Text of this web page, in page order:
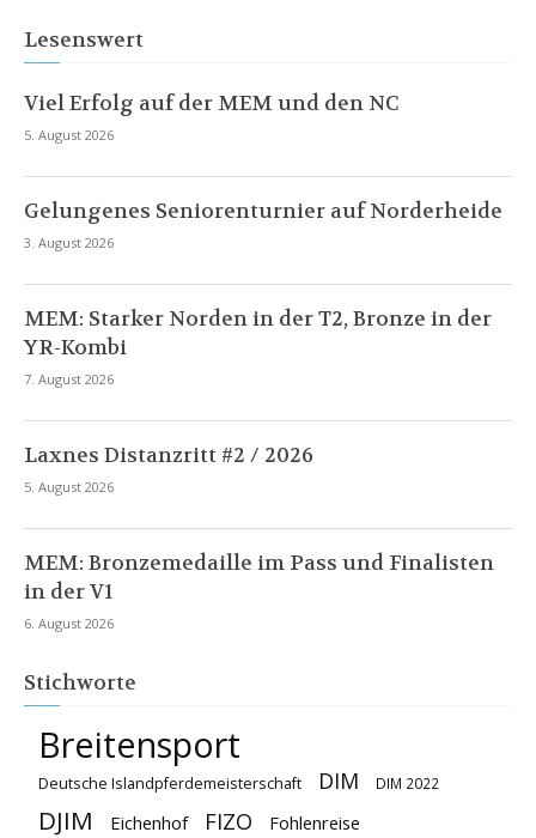
Lesenswert
Viel Erfolg auf der MEM und den NC
5. August 2026
Gelungenes Seniorenturnier auf Norderheide
3. August 2026
MEM: Starker Norden in der T2, Bronze in der
YR-Kombi
7. August 2026
Laxnes Distanzritt #2 / 2026
5. August 2026
MEM: Bronzemedaille im Pass und Finalisten
in der V1
6. August 2026
Stichworte
Breitensport
Deutsche Islandpferdemeisterschaft DIM DIM 2022
DJIM Eichenhof FIZO Fohlenreise